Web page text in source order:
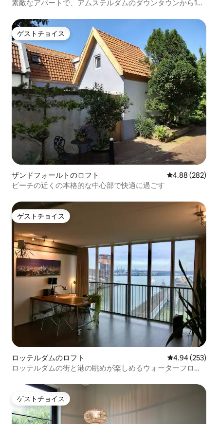
素敵なアパートで、アムステルダムのダウンタウンから19
ゲストチョイス
ゲストチョイス
ザンドフォールトのロフト レビュー282
4.88 (282)
ビーチの近くの本格的な中心部で快適に過ごす
ゲストチョイス
ゲストチョイス
ロッテルダムのロフト レビュー253
4.94 (253)
ロッテルダムの街と港の眺めが楽しめるウォーターフロン
ゲストチョイス
ゲストチョイス